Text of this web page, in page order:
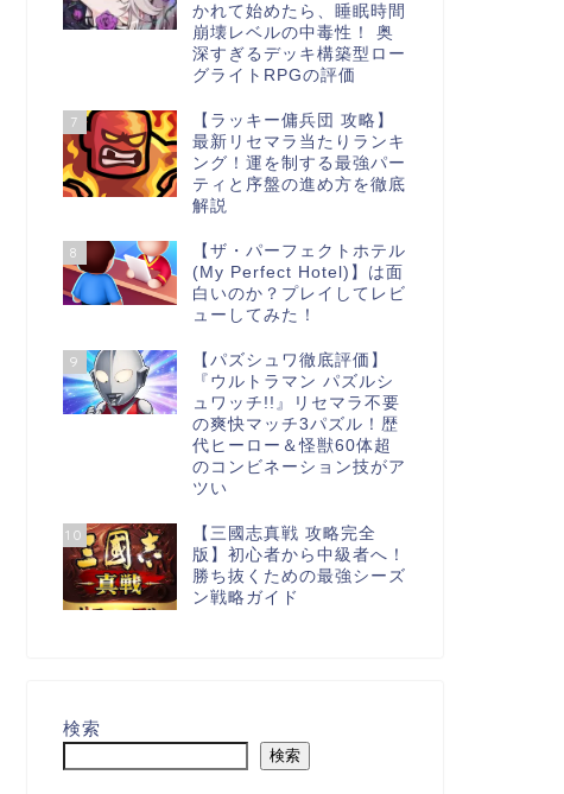
かれて始めたら、睡眠時間
崩壊レベルの中毒性！ 奥
深すぎるデッキ構築型ロー
グライトRPGの評価
7
【ラッキー傭兵団 攻略】
最新リセマラ当たりランキ
ング！運を制する最強パー
ティと序盤の進め方を徹底
解説
8
【ザ・パーフェクトホテル
(My Perfect Hotel)】は面
白いのか？プレイしてレビ
ューしてみた！
9
【パズシュワ徹底評価】
『ウルトラマン パズルシ
ュワッチ!!』リセマラ不要
の爽快マッチ3パズル！歴
代ヒーロー＆怪獣60体超
のコンビネーション技がア
ツい
10
【三國志真戦 攻略完全
版】初心者から中級者へ！
勝ち抜くための最強シーズ
ン戦略ガイド
検索
検索